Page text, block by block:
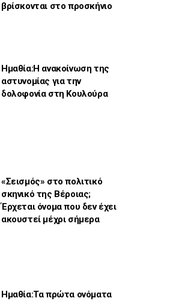
βρίσκονται στο προσκήνιο
Ημαθία:Η ανακοίνωση της
αστυνομίας για την
δολοφονία στη Κουλούρα
«Σεισμός» στο πολιτικό
σκηνικό της Βέροιας;
Έρχεται όνομα που δεν έχει
ακουστεί μέχρι σήμερα
Ημαθία:Τα πρώτα ονόματα